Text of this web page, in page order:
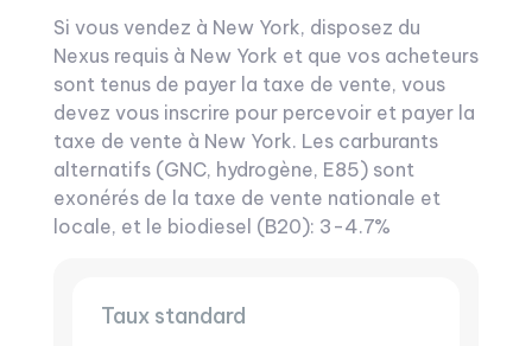
Si vous vendez à New York, disposez du
Nexus requis à New York et que vos acheteurs
sont tenus de payer la taxe de vente, vous
devez vous inscrire pour percevoir et payer la
taxe de vente à New York. Les carburants
alternatifs (GNC, hydrogène, E85) sont
exonérés de la taxe de vente nationale et
locale, et le biodiesel (B20): 3-4.7%
Taux standard